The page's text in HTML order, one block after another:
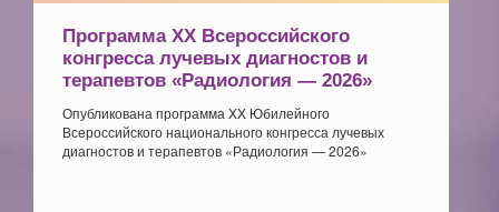
Программа XX Всероссийского
конгресса лучевых диагностов и
терапевтов «Радиология — 2026»
Опубликована программа XX Юбилейного
Всероссийского национального конгресса лучевых
диагностов и терапевтов «Радиология — 2026»